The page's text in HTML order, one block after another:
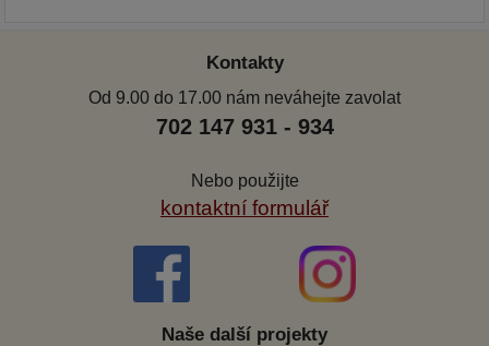
Kontakty
Od 9.00 do 17.00 nám neváhejte zavolat
702 147 931 - 934
Nebo použijte
kontaktní formulář
Naše další projekty